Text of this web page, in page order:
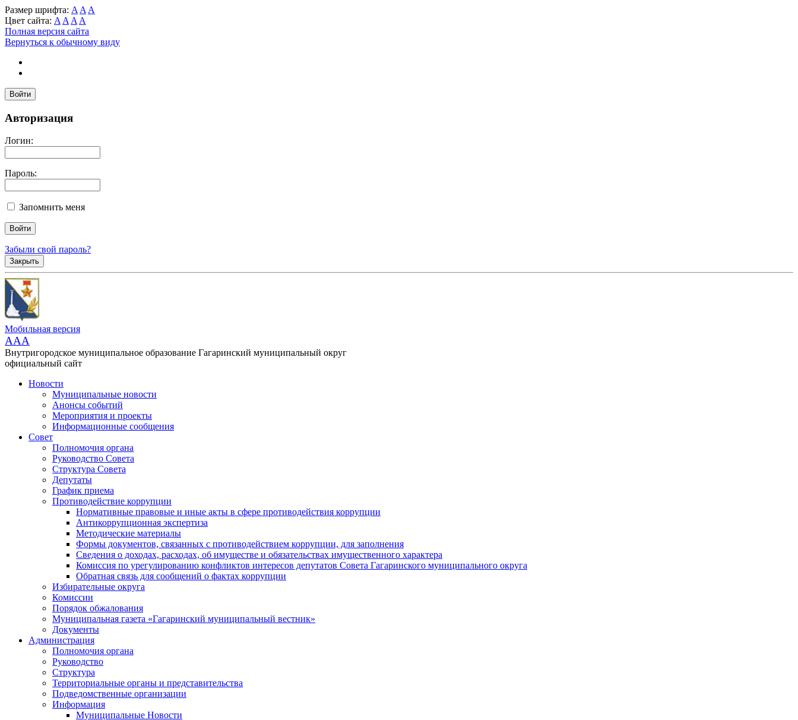
Размер шрифта: A A A
Цвет сайта: A A A A
Полная версия сайта
Вернуться к обычному виду
Войти
Авторизация
Логин:
Пароль:
Запомнить меня
Забыли свой пароль?
Закрыть
Мобильная версия
AAA
Внутригородское муниципальное образование Гагаринский муниципальный округ
официальный сайт
Новости
Муниципальные новости
Анонсы событий
Мероприятия и проекты
Информационные сообщения
Совет
Полномочия органа
Руководство Совета
Структура Совета
Депутаты
График приема
Противодействие коррупции
Нормативные правовые и иные акты в сфере противодействия коррупции
Антикоррупционная экспертиза
Методические материалы
Формы документов, связанных с противодействием коррупции, для заполнения
Сведения о доходах, расходах, об имуществе и обязательствах имущественного характера
Комиссия по урегулированию конфликтов интересов депутатов Совета Гагаринского муниципального округа
Обратная связь для сообщений о фактах коррупции
Избирательные округа
Комиссии
Порядок обжалования
Муниципальная газета «Гагаринский муниципальный вестник»
Документы
Администрация
Полномочия органа
Руководство
Структура
Территориальные органы и представительства
Подведомственные организации
Информация
Муниципальные Новости